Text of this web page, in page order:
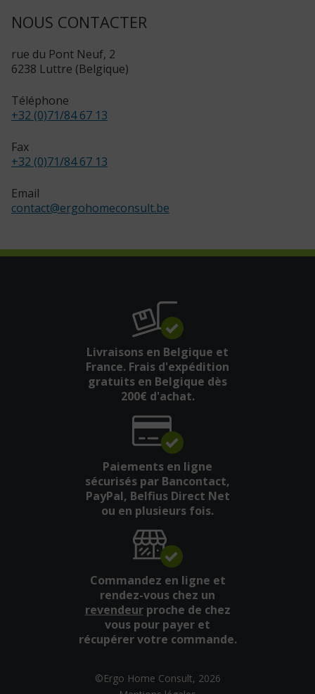
NOUS CONTACTER
rue du Pont Neuf, 2
6238 Luttre (Belgique)
Téléphone
+32 (0)71/84 67 13
Fax
+32 (0)71/84 67 13
Email
contact@ergohomeconsult.be
Livraisons en Belgique et
France. Frais d'expédition
gratuits en Belgique dès
200€ d'achat.
Paiements en ligne
sécurisés par Bancontact,
PayPal, Belfius Direct Net
ou en plusieurs fois.
Commandez en ligne et
rendez-vous chez un
revendeurproche de chez
vous pour payer et
récupérer votre commande.
©Ergo Home Consult, 2026